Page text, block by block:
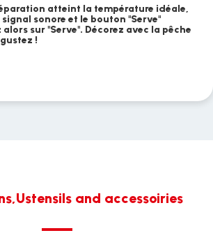
atteint la température idéale,
sonore et le bouton "Serve"
sur "Serve". Décorez avec la pêche
!
and accessoiries